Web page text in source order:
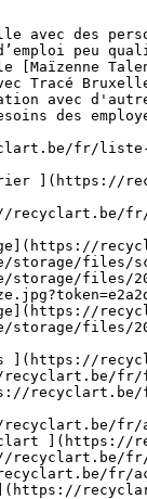
avec des
d’emploi peu
[Maïzenne
Tracé
avec
des
files/
files/
files/
fr/
recyclart.be/
fr/
](https://
fr/
fr/